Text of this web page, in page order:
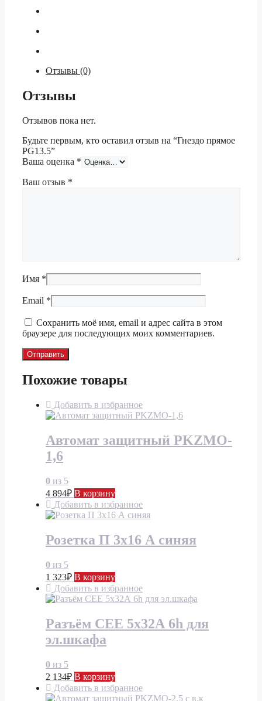
Отзывы (0)
Отзывы
Отзывов пока нет.
Будьте первым, кто оставил отзыв на “Гнездо прямое
PG13.5”
Ваша оценка *
Ваш отзыв *
Имя *
Email *
Сохранить моё имя, email и адрес сайта в этом
браузере для последующих моих комментариев.
Похожие товары
Добавить в избранное
Автомат защитный PKZMO-
1,6
0 из 5
4 894₽ В корзину
Добавить в избранное
Розетка П 3х16 А синяя
0 из 5
1 323₽ В корзину
Добавить в избранное
Разъём СЕЕ 5х32А 6h для
эл.шкафа
0 из 5
2 134₽ В корзину
Добавить в избранное